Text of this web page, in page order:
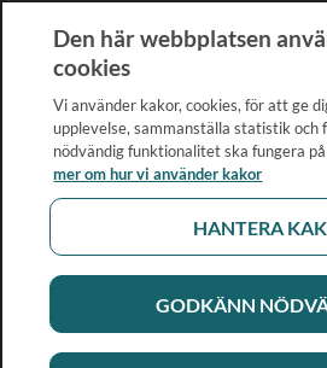
Den här webbplatsen
cookies
Vi använder kakor, cookies, för att ge
upplevelse, sammanställa statistik och
nödvändig funktionalitet ska fungera
mer om hur vi använder kakor
HANTERA
GODKÄNN